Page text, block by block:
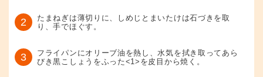
2
たまねぎは薄切りに、しめじとまいたけは石づきを取
り、手でほぐす。
3
フライパンにオリーブ油を熱し、水気を拭き取ってあら
びき黒こしょうをふった<1>を皮目から焼く。